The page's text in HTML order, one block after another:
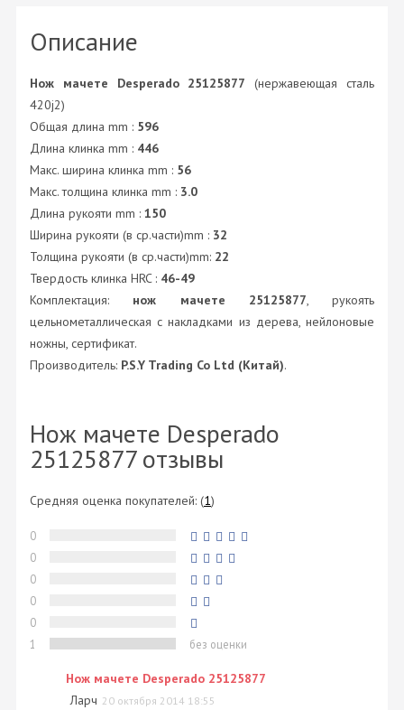
Описание
Нож мачете Desperado 25125877 (нержавеющая сталь
420j2)
Общая длина mm : 596
Длина клинка mm : 446
Макс. ширина клинка mm : 56
Макс. толщина клинка mm : 3.0
Длина рукояти mm : 150
Ширина рукояти (в ср.части)mm : 32
Толщина рукояти (в ср.части)mm: 22
Твердость клинка HRC : 46-49
Комплектация: нож мачете 25125877, рукоять
цельнометаллическая с накладками из дерева, нейлоновые
ножны, сертификат.
Производитель: P.S.Y Trading Co Ltd (Китай).
Нож мачете Desperado
25125877 отзывы
Средняя оценка покупателей: (1)
0
0
0
0
0
1
без оценки
Нож мачете Desperado 25125877
Ларч 20 октября 2014 18:55